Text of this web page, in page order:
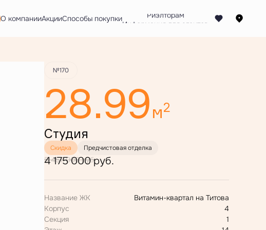
О компанииАкцииСпособы покупки Забронировать
№170
28.99м2
Студия
Скидка Предчистовая отделка
5 457 000 руб.
4 175 000 руб.
Название ЖК
Витамин-квартал на Титова
Корпус
4
Секция
1